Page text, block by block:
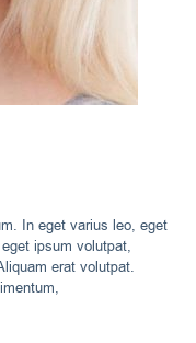
In eget varius leo, eget
ipsum volutpat,
erat volutpat.